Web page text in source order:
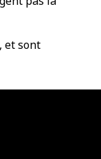
et sont